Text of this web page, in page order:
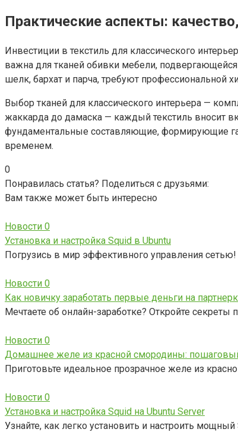
Практические аспекты:
Инвестиции в текстиль для классического
важна для тканей обивки мебели, подвергающейся
шелк, бархат и парча, требуют профессиональной
Выбор тканей для классического интерьера —
жаккарда до дамаска — каждый текстиль вносит
фундаментальные составляющие, формирующие
временем.
0
Понравилась статья? Поделиться с друзьями:
Вам также может быть интересно
Новости 0
Установка и настройка Squid в Ubuntu
Погрузись в мир эффективного управления
Новости 0
Как новичку заработать первые деньги на
Мечтаете об онлайн-заработке? Откройте
Новости 0
Домашнее желе из красной смородины:
Приготовьте идеальное прозрачное желе из
Новости 0
Установка и настройка Squid на Ubuntu Server
Узнайте, как легко установить и настроить